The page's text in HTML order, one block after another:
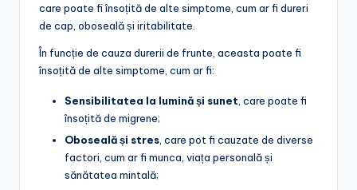
care poate fi însoțită de alte simptome, cum ar fi dureri
de cap, oboseală și iritabilitate.
În funcție de cauza durerii de frunte, aceasta poate fi
însoțită de alte simptome, cum ar fi:
Sensibilitatea la lumină și sunet , care poate fi
însoțită de migrene;
Oboseală și stres , care pot fi cauzate de diverse
factori, cum ar fi munca, viața personală și
sănătatea mintală;